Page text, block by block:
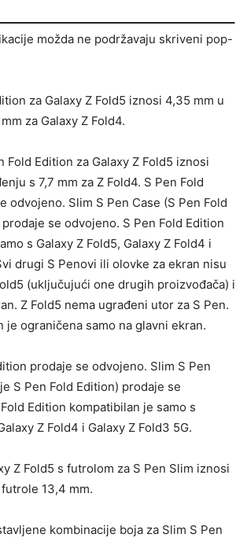
možda ne podržavaju skriveni pop-
za Galaxy Z Fold5 iznosi 4,35 mm u
za Galaxy Z Fold4.
Fold Edition za Galaxy Z Fold5 iznosi
s 7,7 mm za Z Fold4. S Pen Fold
odvojeno. Slim S Pen Case (S Pen Fold
se odvojeno. S Pen Fold Edition
s Galaxy Z Fold5, Galaxy Z Fold4 i
drugi S Penovi ili olovke za ekran nisu
(uključujući one drugih proizvođača) i
Z Fold5 nema ugrađeni utor za S Pen.
je ograničena samo na glavni ekran.
prodaje se odvojeno. Slim S Pen
S Pen Fold Edition) prodaje se
Edition kompatibilan je samo s
Z Fold4 i Galaxy Z Fold3 5G.
Z Fold5 s futrolom za S Pen Slim iznosi
13,4 mm.
kombinacije boja za Slim S Pen